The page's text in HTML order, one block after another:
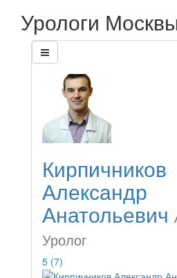
Урологи
Кирпичников
Александр
Анатольевич
Уролог
5 (7)